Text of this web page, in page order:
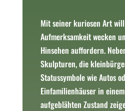
Mit seiner kuriosen Art
Aufmerksamkeit wecken
Hinsehen auffordern.
Skulpturen, die
Statussymbole wie Autos
Einfamilienhäuser in
aufgeblähten Zustand